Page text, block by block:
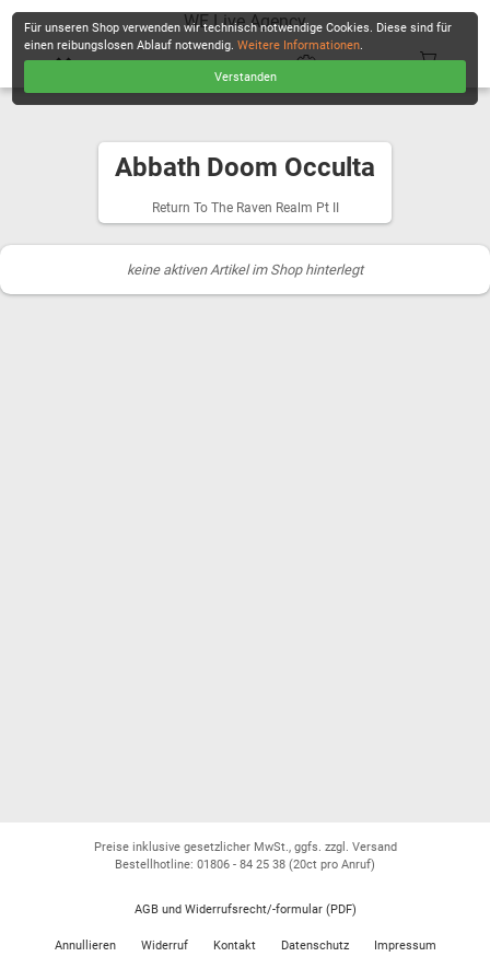
WE Live Agency
Abbath Doom Occulta
Return To The Raven Realm Pt II
keine aktiven Artikel im Shop hinterlegt
Für unseren Shop verwenden wir technisch notwendige Cookies. Diese sind für
einen reibungslosen Ablauf notwendig.Weitere Informationen.
Verstanden
Preise inklusive gesetzlicher MwSt., ggfs. zzgl. Versand
Bestellhotline: 01806 - 84 25 38 (20ct pro Anruf)
AGB und Widerrufsrecht/-formular (PDF)
Annullieren Widerruf Kontakt Datenschutz Impressum